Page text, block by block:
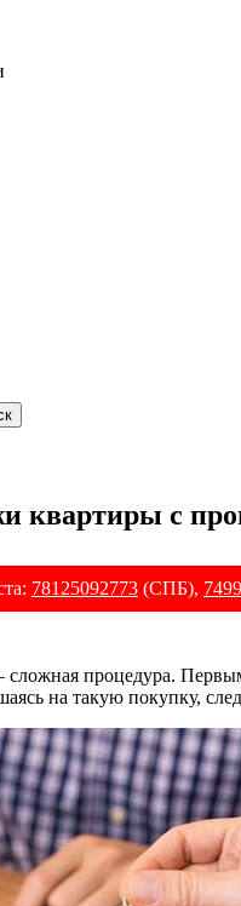
квартиры с
78125092773 (СПБ),
процедура.
на такую покупку,